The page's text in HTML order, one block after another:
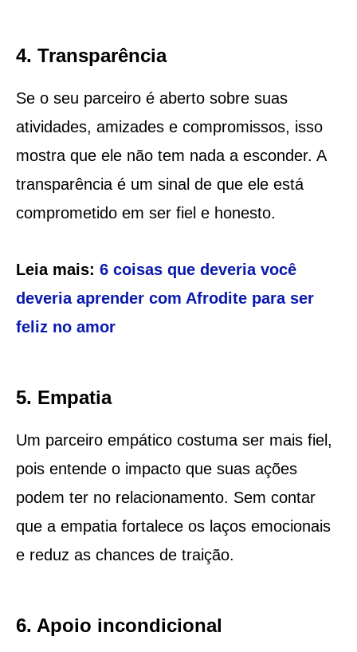
4. Transparência
Se o seu parceiro é aberto sobre suas
atividades, amizades e compromissos, isso
mostra que ele não tem nada a esconder. A
transparência é um sinal de que ele está
comprometido em ser fiel e honesto.
Leia mais: 6 coisas que deveria você
deveria aprender com Afrodite para ser
feliz no amor
5. Empatia
Um parceiro empático costuma ser mais fiel,
pois entende o impacto que suas ações
podem ter no relacionamento. Sem contar
que a empatia fortalece os laços emocionais
e reduz as chances de traição.
6. Apoio incondicional